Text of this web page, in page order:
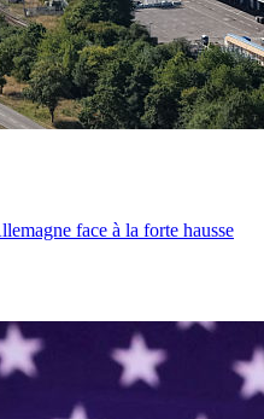
face à la forte hausse